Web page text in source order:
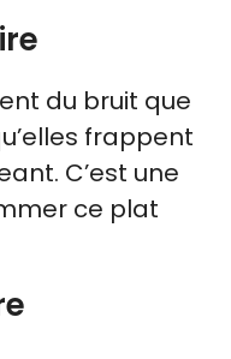
du bruit que
frappent
C’est une
ce plat